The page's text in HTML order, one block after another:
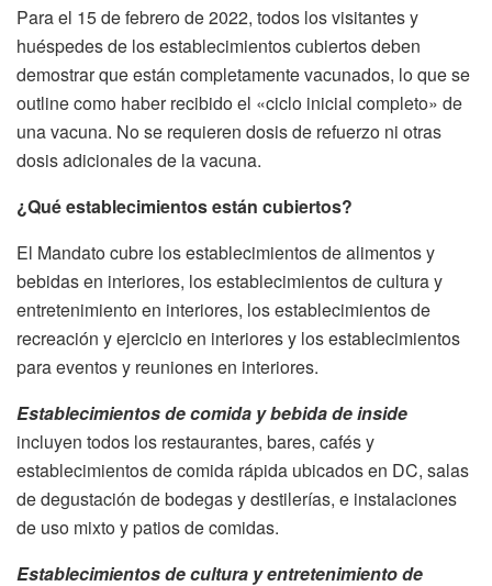
Para el 15 de febrero de 2022, todos los visitantes y
huéspedes de los establecimientos cubiertos deben
demostrar que están completamente vacunados, lo que se
outline como haber recibido el «ciclo inicial completo» de
una vacuna. No se requieren dosis de refuerzo ni otras
dosis adicionales de la vacuna.
¿Qué establecimientos están cubiertos?
El Mandato cubre los establecimientos de alimentos y
bebidas en interiores, los establecimientos de cultura y
entretenimiento en interiores, los establecimientos de
recreación y ejercicio en interiores y los establecimientos
para eventos y reuniones en interiores.
Establecimientos de comida y bebida de inside
incluyen todos los restaurantes, bares, cafés y
establecimientos de comida rápida ubicados en DC, salas
de degustación de bodegas y destilerías, e instalaciones
de uso mixto y patios de comidas.
Establecimientos de cultura y entretenimiento de